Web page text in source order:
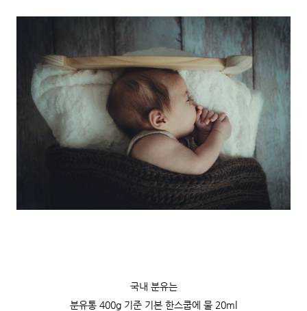
국내 분유는
분유통 400g 기준 기본 한스쿱에 물 20ml